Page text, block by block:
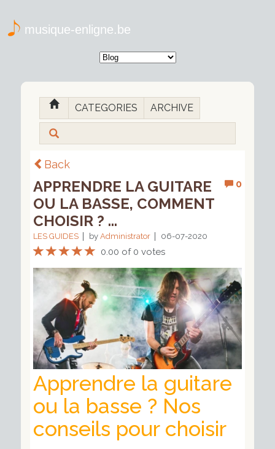
musique-enligne.be
CATEGORIES ARCHIVE
Back
0
APPRENDRE LA GUITARE
OU LA BASSE, COMMENT
CHOISIR ? ...
LES GUIDES by Administrator 06-07-2020
0.00 of 0 votes
Apprendre la guitare
ou la basse ? Nos
conseils pour choisir